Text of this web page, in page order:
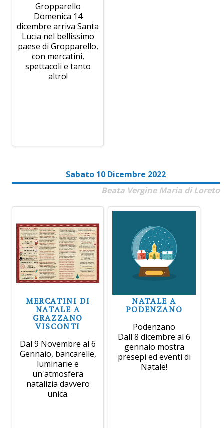
Gropparello
Domenica 14
dicembre arriva Santa
Lucia nel bellissimo
paese di Gropparello,
con mercatini,
spettacoli e tanto
altro!
Sabato 10 Dicembre 2022
Beata Vergine Maria di Loreto
MERCATINI DI
NATALE A
GRAZZANO
VISCONTI
Dal 9 Novembre al 6
Gennaio, bancarelle,
luminarie e
un'atmosfera
natalizia davvero
unica.
NATALE A
PODENZANO
Podenzano
Dall'8 dicembre al 6
gennaio mostra
presepi ed eventi di
Natale!